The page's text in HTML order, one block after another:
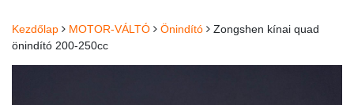
Kezdőlap MOTOR-VÁLTÓ Önindító
Zongshen kínai quad
önindító 200-250cc